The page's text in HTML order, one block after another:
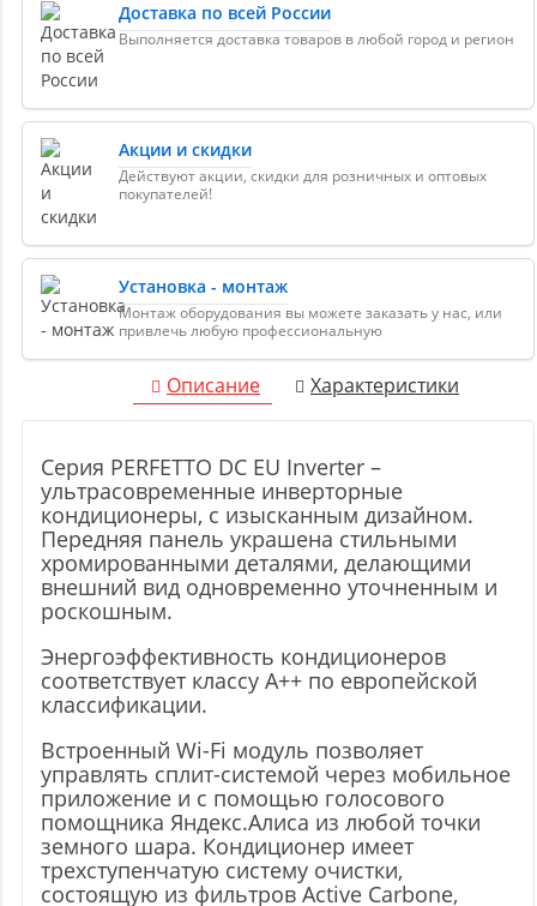
Доставка по всей России
Выполняется доставка товаров в любой город и регион
Акции и скидки
Действуют акции, скидки для розничных и оптовых
покупателей!
Установка - монтаж
Монтаж оборудования вы можете заказать у нас, или
привлечь любую профессиональную
Описание Характеристики
Серия PERFETTO DC EU Inverter –
ультрасовременные инверторные
кондиционеры, с изысканным дизайном.
Передняя панель украшена стильными
хромированными деталями, делающими
внешний вид одновременно уточненным и
роскошным.
Энергоэффективность кондиционеров
соответствует классу А++ по европейской
классификации.
Встроенный Wi-Fi модуль позволяет
управлять сплит-системой через мобильное
приложение и с помощью голосового
помощника Яндекс.Алиса из любой точки
земного шара. Кондиционер имеет
трехступенчатую систему очистки,
состоящую из фильтров Active Carbone,